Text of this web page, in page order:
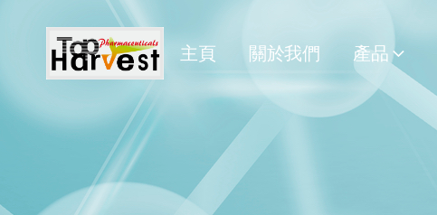
主頁 關於我們 產品